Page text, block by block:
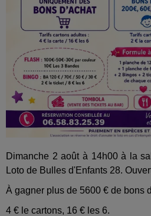
Dimanche 2 août à 14h00 à la
Loto de Bulles d'Enfants 28.
À gagner plus de 5600 € de bons
4 € le cartons, 16 € les 6.